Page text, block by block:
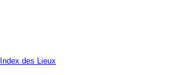
Index des Lieux